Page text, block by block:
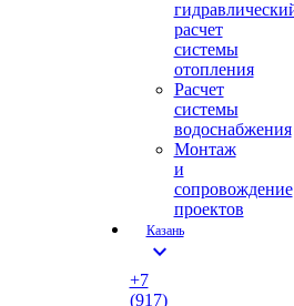
расчет
системы
отопления
Расчет
системы
водоснабжения
Монтаж
и
сопровождение
проектов
Казань
expand_more
+7
(917)